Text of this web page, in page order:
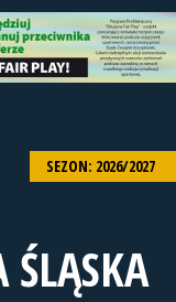
SEZON: 2026/2027